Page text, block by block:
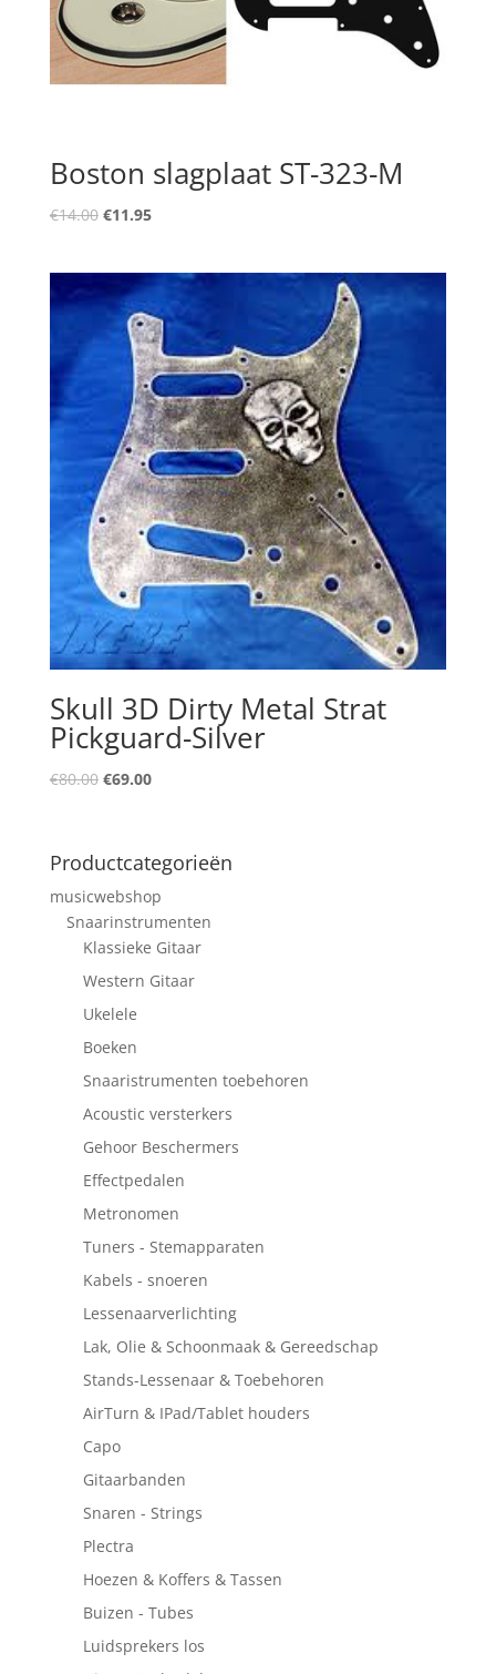
Boston slagplaat ST-323-M
€14.00 Oorspronkelijke
€14.00.
€11.95Huidige
€11.95.
Skull 3D Dirty Metal Strat
Pickguard-Silver
€80.00 Oorspronkelijke
€80.00.
€69.00Huidige
€69.00.
Productcategorieën
musicwebshop
Snaarinstrumenten
Klassieke Gitaar
Western Gitaar
Ukelele
Boeken
Snaaristrumenten toebehoren
Acoustic versterkers
Gehoor Beschermers
Effectpedalen
Metronomen
Tuners - Stemapparaten
Kabels - snoeren
Lessenaarverlichting
Lak, Olie & Schoonmaak & Gereedschap
Stands-Lessenaar & Toebehoren
AirTurn & IPad/Tablet houders
Capo
Gitaarbanden
Snaren - Strings
Plectra
Hoezen & Koffers & Tassen
Buizen - Tubes
Luidsprekers los